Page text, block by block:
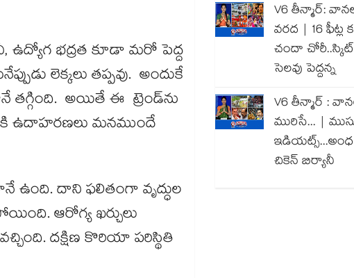
భద్రత కూడా మరో పెద్ద
లెక్కలు తప్పవు. అందుకే
తగ్గింది. అయితే ఈ ట్రెండ్​ను
ఉదాహరణలు మనముందే
ఉంది. దాని ఫలితంగా వృద్ధుల
ఆరోగ్య ఖర్చులు
దక్షిణ కొరియా పరిస్థితి
V6 తీన్మార్:
వరద | 16 ఫీట్ల
చందా
సెలవు పెద్దన్న
V6 తీన్మార్ :
మురిసే... |
చికెన్ బిర్యానీ